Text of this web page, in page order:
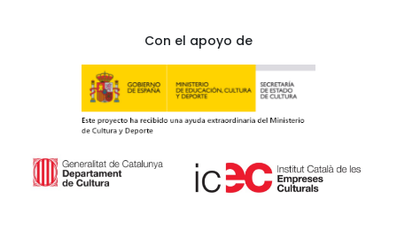
Con el apoyo de